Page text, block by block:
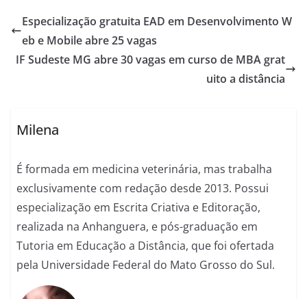
Especialização gratuita EAD em Desenvolvimento W
eb e Mobile abre 25 vagas
IF Sudeste MG abre 30 vagas em curso de MBA grat
uito a distância
Milena
É formada em medicina veterinária, mas trabalha
exclusivamente com redação desde 2013. Possui
especialização em Escrita Criativa e Editoração,
realizada na Anhanguera, e pós-graduação em
Tutoria em Educação a Distância, que foi ofertada
pela Universidade Federal do Mato Grosso do Sul.